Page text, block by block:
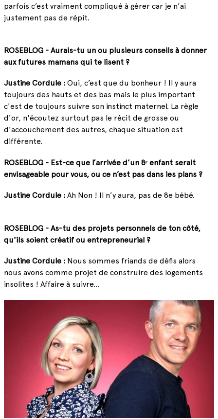
parfois c’est vraiment compliqué à gérer car je n'ai
justement pas de répit.
ROSEBLOG - Aurais-tu un ou plusieurs conseils à donner
aux futures mamans qui te lisent ?
Justine Cordule : Oui, c’est que du bonheur ! Il y aura
toujours des hauts et des bas mais le plus important
c'est de toujours suivre son instinct maternel. La règle
d'or, n'écoutez surtout pas le récit de grosse ou
d'accouchement des autres, chaque situation est
différente.
ROSEBLOG - Est-ce que l’arrivée d’un 8ᵉ enfant serait
envisageable pour vous, ou ce n’est pas dans les plans ?
Justine Cordule : Ah Non ! Il n’y aura, pas de 8e bébé.
ROSEBLOG - As-tu des projets personnels de ton côté,
qu'ils soient créatif ou entrepreneurial ?
Justine Cordule : Nous sommes friands de défis alors
nous avons comme projet de construire des logements
insolites ! Affaire à suivre...